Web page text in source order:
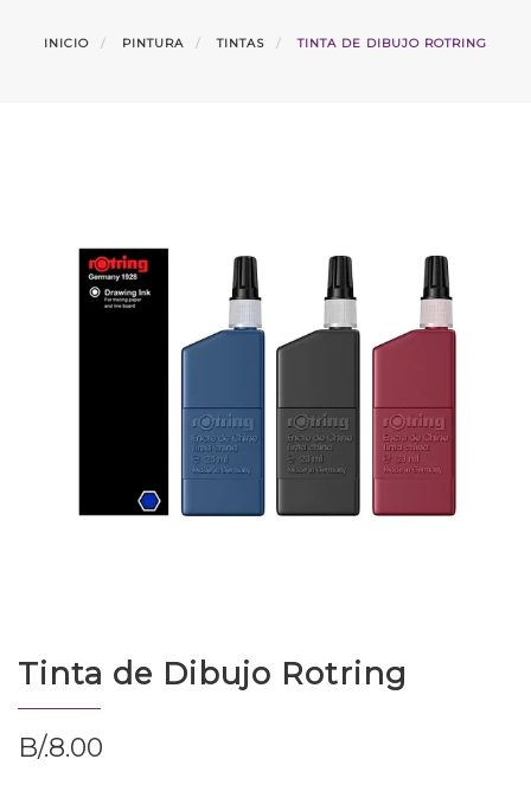
INICIO PINTURA TINTAS TINTA DE DIBUJO ROTRING
Tinta de Dibujo Rotring
B/.8.00